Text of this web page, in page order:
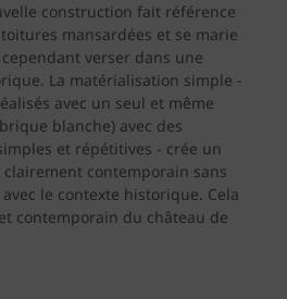
construction fait référence
mansardées et se marie
verser dans une
La matérialisation simple -
avec un seul et même
blanche) avec des
et répétitives - crée un
contemporain sans
le contexte historique. Cela
contemporain du château de